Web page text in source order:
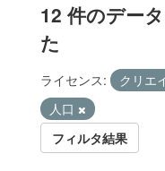
12 件のデー
た
ライセンス: クリエ
人口
フィルタ結果